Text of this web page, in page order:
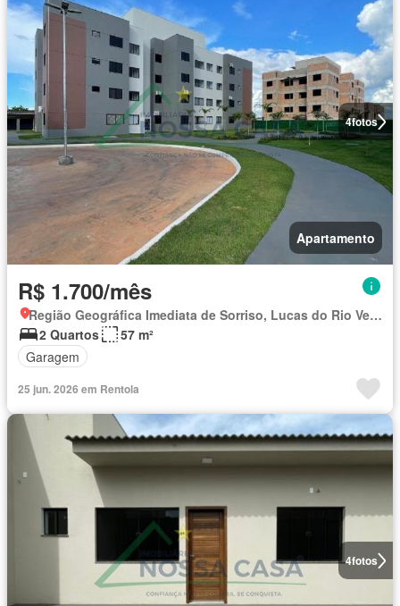
4fotos
Apartamento
R$ 1.700/mês
Região Geográfica Imediata de Sorriso, Lucas do Rio Verde
2 Quartos
57 m²
Garagem
25 jun. 2026 em Rentola
4fotos